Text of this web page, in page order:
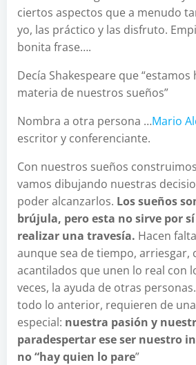
ciertos aspectos que a menudo
yo, las práctico y las disfruto.
bonita frase….
Decía Shakespeare que “estamos
materia de nuestros sueños”
Nombra a otra persona …Mario
escritor y conferenciante.
Con nuestros sueños
vamos dibujando nuestras
poder alcanzarlos. Los sueños
brújula, pero esta no sirve por
realizar una travesía. Hacen
aunque sea de tiempo, arriesgar,
acantilados que unen lo real con
veces, la ayuda de otras
todo lo anterior, requieren de
especial: nuestra pasión y
paradespertar ese ser nuestro
no “hay quien lo pare”